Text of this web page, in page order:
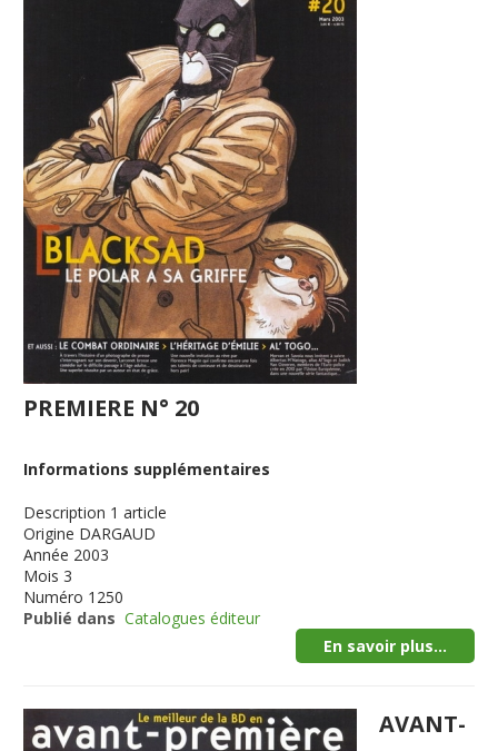
PREMIERE N° 20
Informations supplémentaires
Description 1 article
Origine DARGAUD
Année 2003
Mois 3
Numéro 1250
Publié dans Catalogues éditeur
En savoir plus...
AVANT-